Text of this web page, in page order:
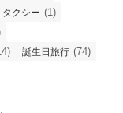
クシー (1)
誕生日旅行 (74)